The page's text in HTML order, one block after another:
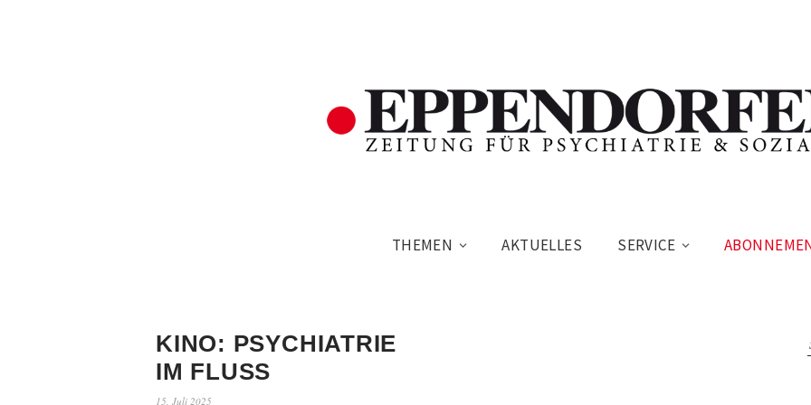
THEMEN AKTUELLES SERVICE
KINO: PSYCHIATRIE
IM FLUSS
15. Juli 2025